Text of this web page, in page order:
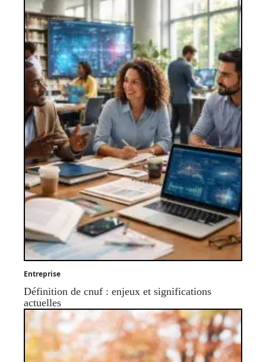
Entreprise
Définition de cnuf : enjeux et significations
actuelles